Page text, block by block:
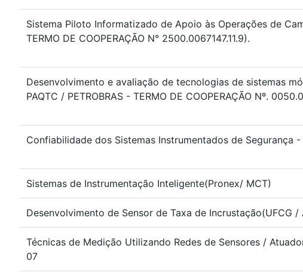
Sistema Piloto Informatizado de Apoio às Operações de
TERMO DE COOPERAÇÃO N° 2500.0067147.11.9).
Desenvolvimento e avaliação de tecnologias de sistemas
PAQTC / PETROBRAS - TERMO DE COOPERAÇÃO Nº.
Confiabilidade dos Sistemas Instrumentados de Segurança -
Sistemas de Instrumentação Inteligente(Pronex/ MCT)
Desenvolvimento de Sensor de Taxa de Incrustação(UFCG /
Técnicas de Medição Utilizando Redes de Sensores /
07